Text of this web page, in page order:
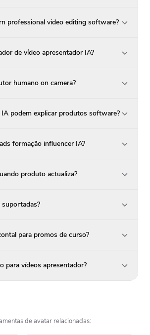
professional video editing software?
de vídeo apresentador IA?
humano on camera?
podem explicar produtos software?
formação influencer IA?
produto actualiza?
para promos de curso?
para vídeos apresentador?
de avatar relacionadas: